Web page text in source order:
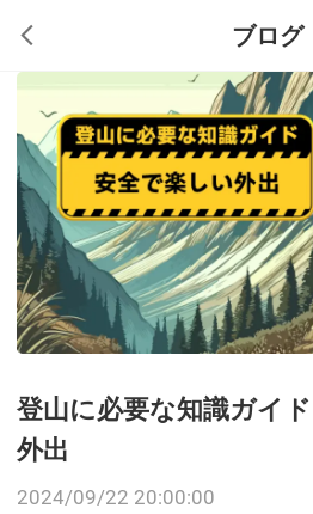
ブログ
登山に必要な知識ガイ
外出
2024/09/22 20:00:00